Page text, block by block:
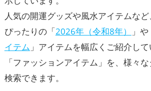
人気の開運グッズや風水アイテムな
ぴったりの「2026年（令和8年） 」
イテム 」アイテムを幅広くご紹介して
「ファッションアイテム」を、様々
検索できます。